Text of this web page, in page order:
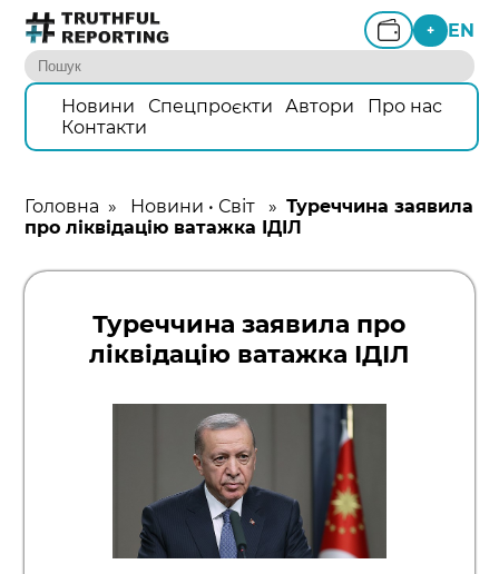
+ EN
Новини Спецпроєкти Автори
Про нас
Контакти
Головна » Новини • Світ »Туреччина заявила
про ліквідацію ватажка ІДІЛ
Туреччина заявила про
ліквідацію ватажка ІДІЛ